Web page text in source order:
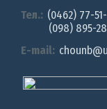
Тел.: (0462) 77-
(098) 895-28-
E-mail: